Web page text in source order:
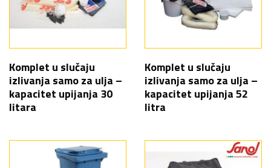
Komplet u slučaju
izlivanja samo za ulja –
kapacitet upijanja 30
litara
Komplet u slučaju
izlivanja samo za ulja –
kapacitet upijanja 52
litra